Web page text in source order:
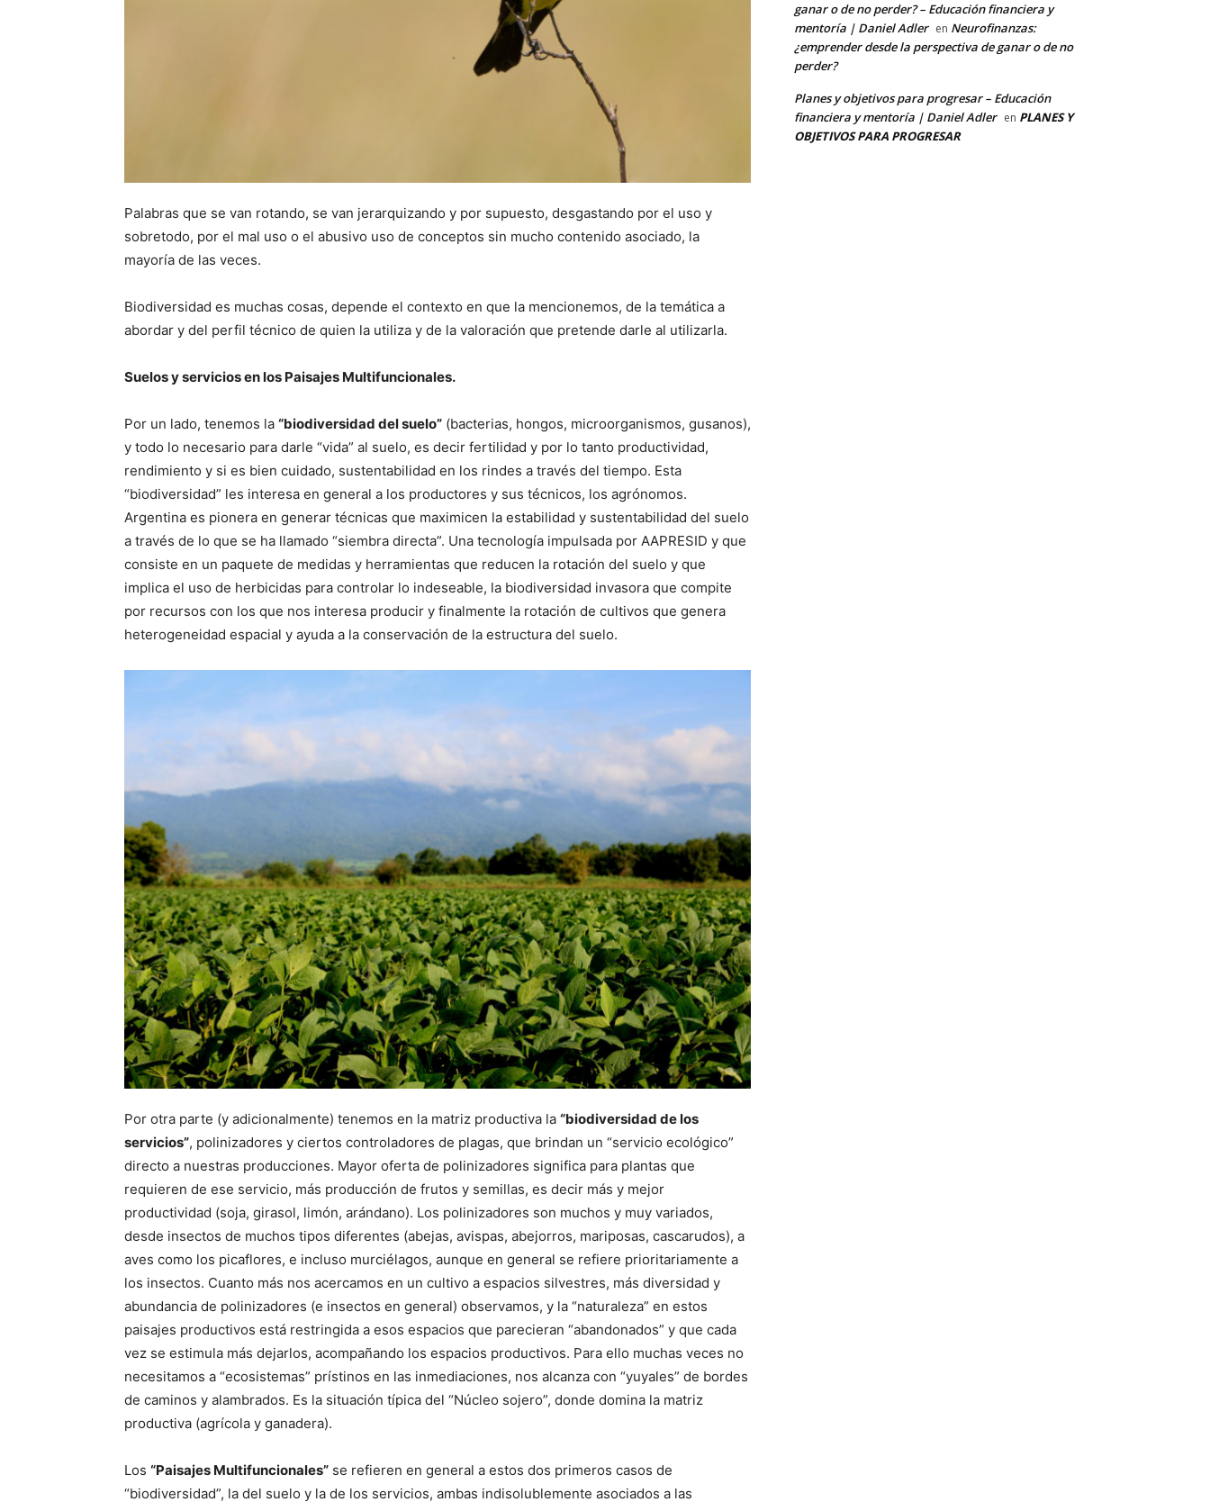
Palabras que se van rotando, se van jerarquizando y por supuesto, desgastando por el uso y
sobretodo, por el mal uso o el abusivo uso de conceptos sin mucho contenido asociado, la
mayoría de las veces.
Biodiversidad es muchas cosas, depende el contexto en que la mencionemos, de la temática a
abordar y del perfil técnico de quien la utiliza y de la valoración que pretende darle al utilizarla.
Suelos y servicios en los Paisajes Multifuncionales.
Por un lado, tenemos la “biodiversidad del suelo” (bacterias, hongos, microorganismos, gusanos),
y todo lo necesario para darle “vida” al suelo, es decir fertilidad y por lo tanto productividad,
rendimiento y si es bien cuidado, sustentabilidad en los rindes a través del tiempo. Esta
“biodiversidad” les interesa en general a los productores y sus técnicos, los agrónomos.
Argentina es pionera en generar técnicas que maximicen la estabilidad y sustentabilidad del suelo
a través de lo que se ha llamado “siembra directa”. Una tecnología impulsada por AAPRESID y que
consiste en un paquete de medidas y herramientas que reducen la rotación del suelo y que
implica el uso de herbicidas para controlar lo indeseable, la biodiversidad invasora que compite
por recursos con los que nos interesa producir y finalmente la rotación de cultivos que genera
heterogeneidad espacial y ayuda a la conservación de la estructura del suelo.
Por otra parte (y adicionalmente) tenemos en la matriz productiva la “biodiversidad de los
servicios”, polinizadores y ciertos controladores de plagas, que brindan un “servicio ecológico”
directo a nuestras producciones. Mayor oferta de polinizadores significa para plantas que
requieren de ese servicio, más producción de frutos y semillas, es decir más y mejor
productividad (soja, girasol, limón, arándano). Los polinizadores son muchos y muy variados,
desde insectos de muchos tipos diferentes (abejas, avispas, abejorros, mariposas, cascarudos), a
aves como los picaflores, e incluso murciélagos, aunque en general se refiere prioritariamente a
los insectos. Cuanto más nos acercamos en un cultivo a espacios silvestres, más diversidad y
abundancia de polinizadores (e insectos en general) observamos, y la “naturaleza” en estos
paisajes productivos está restringida a esos espacios que parecieran “abandonados” y que cada
vez se estimula más dejarlos, acompañando los espacios productivos. Para ello muchas veces no
necesitamos a “ecosistemas” prístinos en las inmediaciones, nos alcanza con “yuyales” de bordes
de caminos y alambrados. Es la situación típica del “Núcleo sojero”, donde domina la matriz
productiva (agrícola y ganadera).
Los “Paisajes Multifuncionales” se refieren en general a estos dos primeros casos de
“biodiversidad”, la del suelo y la de los servicios, ambas indisolublemente asociados a las
ganar o de no perder? – Educación financiera y
mentoría | Daniel Adler en Neurofinanzas:
¿emprender desde la perspectiva de ganar o de no
perder?
Planes y objetivos para progresar – Educación
financiera y mentoría | Daniel Adler en PLANES Y
OBJETIVOS PARA PROGRESAR